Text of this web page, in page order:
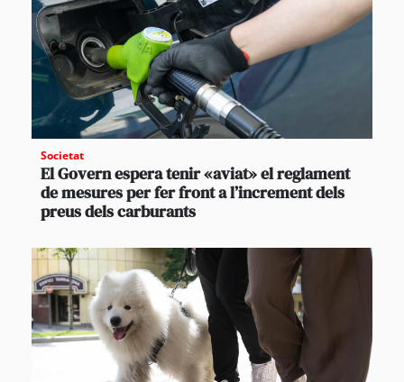
Societat
El Govern espera tenir «aviat» el reglament
de mesures per fer front a l’increment dels
preus dels carburants